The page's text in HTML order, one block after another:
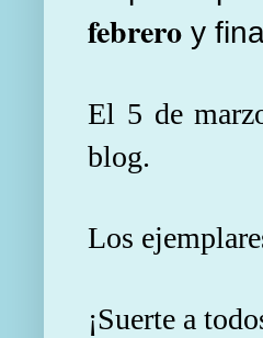
febrero y
El 5 de
blog.
Los
¡Suerte a